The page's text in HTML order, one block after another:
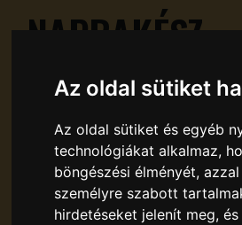
Az oldal sütiket
Az oldal sütiket és egyéb
technológiákat alkalmaz,
böngészési élményét,
személyre szabott
hirdetéseket jelenít meg, és
NAPRAKÉSZ
KÖNYVELÉS
Könyvelés, bérszámfejtés,
szolgáltatások. Nézze meg